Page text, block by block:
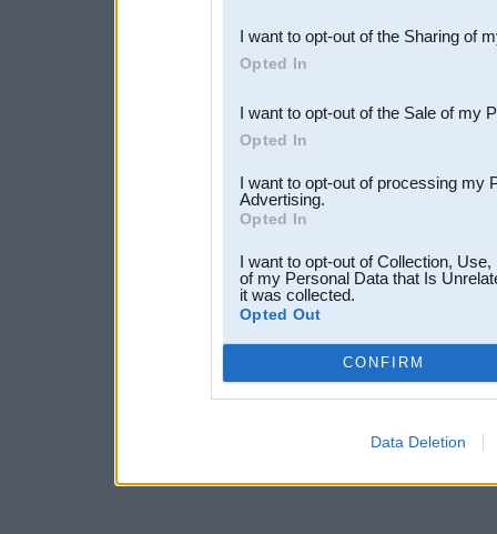
Downstream Participants
third parties.
I want to opt-out of the Sharing of
Opted In
I want to opt-out of the Sale of my
Opted In
I want to opt-out of processing my
Advertising.
Opted In
I want to opt-out of Collection,
of my Personal Data that Is
it was collected.
Opted Out
CONFIRM
Data Deletion